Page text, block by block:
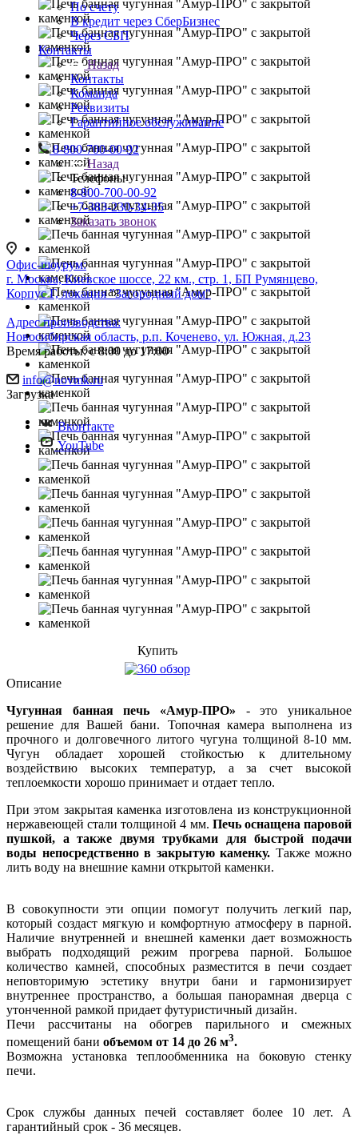
По счету
В кредит через СберБизнес
Через СБП
Контакты
Назад
Контакты
Команда
Реквизиты
Гарантийное обслуживание
8-800-700-00-92
Назад
Телефоны
8-800-700-00-92
+7-383-230-34-35
Заказать звонок
Офис-шоурум:
г. Москва, Киевское шоссе, 22 км., стр. 1, БП Румянцево,
Корпус Г, локация "Загородный дом"
Адрес производства:
Новосибирская область, р.п. Коченево, ул. Южная, д.23
Время работы: с 8:00 до 17:00
info@novmk.ru
Загрузка
Вконтакте
YouTube
Купить
Описание
Чугунная банная печь «Амур-ПРО» - это уникальное
решение для Вашей бани. Топочная камера выполнена из
прочного и долговечного литого чугуна толщиной 8-10 мм.
Чугун обладает хорошей стойкостью к длительному
воздействию высоких температур, а за счет высокой
теплоемкости хорошо принимает и отдает тепло.
При этом закрытая каменка изготовлена из конструкционной
нержавеющей стали толщиной 4 мм. Печь оснащена паровой
пушкой, а также двумя трубками для быстрой подачи
воды непосредственно в закрытую каменку. Также можно
лить воду на внешние камни открытой каменки.
В совокупности эти опции помогут получить легкий пар,
который создаст мягкую и комфортную атмосферу в парной.
Наличие внутренней и внешней каменки дает возможность
выбрать подходящий режим прогрева парной. Большое
количество камней, способных разместится в печи создает
неповторимую эстетику внутри бани и гармонизирует
внутреннее пространство, а большая панорамная дверца с
утонченной рамкой придает футуристичный дизайн.
Печи рассчитаны на обогрев парильного и смежных
помещений бани объемом от 14 до 26 м3.
Возможна установка теплообменника на боковую стенку
печи.
Срок службы данных печей составляет более 10 лет. А
гарантийный срок - 36 месяцев.